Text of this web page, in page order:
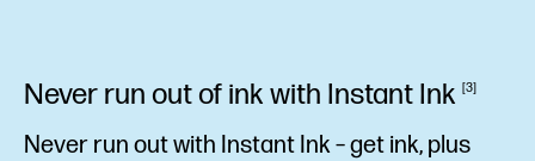
Never run out of ink with Instant Ink 3
Never run out with Instant Ink – get ink, plus